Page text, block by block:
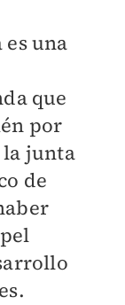
es una
que
por
la junta
de